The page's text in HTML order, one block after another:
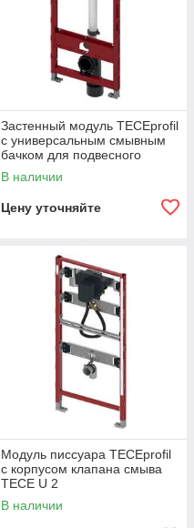
Застенный модуль TECEprofil
с универсальным смывным
бачком для подвесного
унитаза Geberit Publica
В наличии
Цену уточняйте
Модуль писсуара TECEprofil
с корпусом клапана смыва
TECE U 2
В наличии